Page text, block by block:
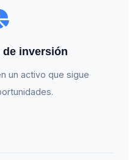
inversión
un activo que sigue